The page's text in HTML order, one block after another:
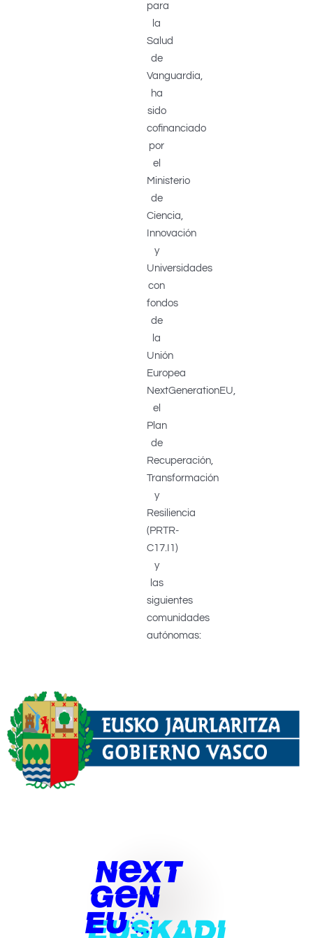
para
la
Salud
de
Vanguardia,
ha
sido
cofinanciado
por
el
Ministerio
de
Ciencia,
Innovación
y
Universidades
con
fondos
de
la
Unión
Europea
NextGenerationEU,
el
Plan
de
Recuperación,
Transformación
y
Resiliencia
(PRTR-
C17.I1)
y
las
siguientes
comunidades
autónomas: